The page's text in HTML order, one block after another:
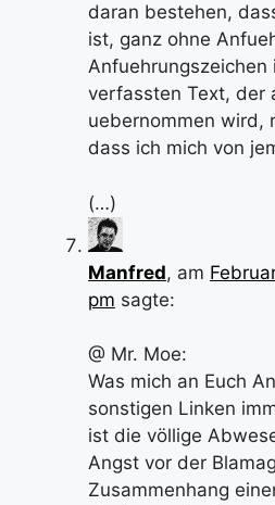
daran bestehen,
ist, ganz ohne
verfassten Text, der
uebernommen wird,
dass ich mich von
(…)
Manfred, am
pm sagte:
@ Mr. Moe:
Was mich an Euch
sonstigen Linken
ist die völlige
Angst vor der
Zusammenhang